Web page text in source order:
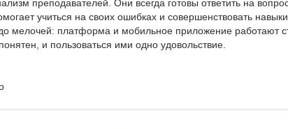
преподавателей. Они всегда готовы ответить на
учиться на своих ошибках и совершенствовать
мелочей: платформа и мобильное приложение работают
и пользоваться ими одно удовольствие.